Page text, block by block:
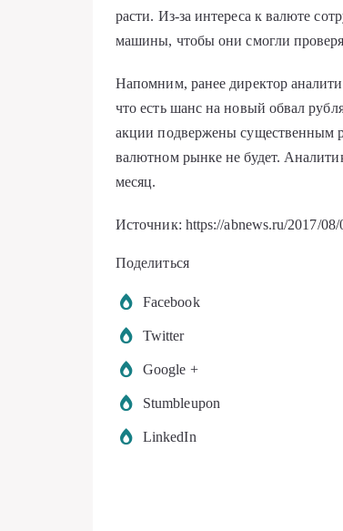
расти. Из-за интереса к валюте
машины, чтобы они смогли
Напомним, ранее директор
что есть шанс на новый обвал
акции подвержены существенным
валютном рынке не будет.
месяц.
Источник: https://abnews.ru/2017/
Поделиться
Facebook
Twitter
Google +
Stumbleupon
LinkedIn